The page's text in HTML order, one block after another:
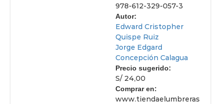
978-612-329-057-3
Autor:
Edward Cristopher
Quispe Ruiz
Jorge Edgard
Concepción Calagua
Precio sugerido:
S/ 24,00
Comprar en:
www.tiendaelumbreras